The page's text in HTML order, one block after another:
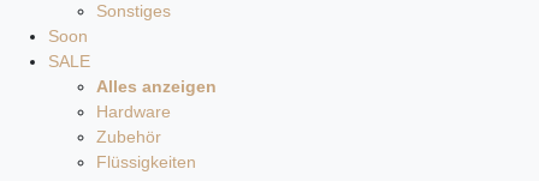
Sonstiges
Soon
SALE
Alles anzeigen
Hardware
Zubehör
Flüssigkeiten